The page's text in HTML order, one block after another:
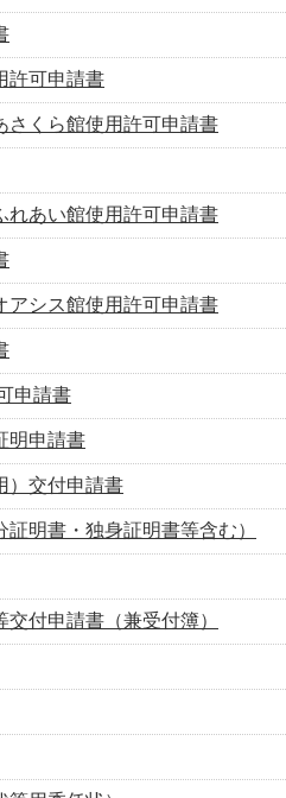
許可申請書
さくら館使用許可申請書
れあい館使用許可申請書
アシス館使用許可申請書
申請書
明申請書
）交付申請書
明書・独身証明書等含む）
付申請書（兼受付簿）